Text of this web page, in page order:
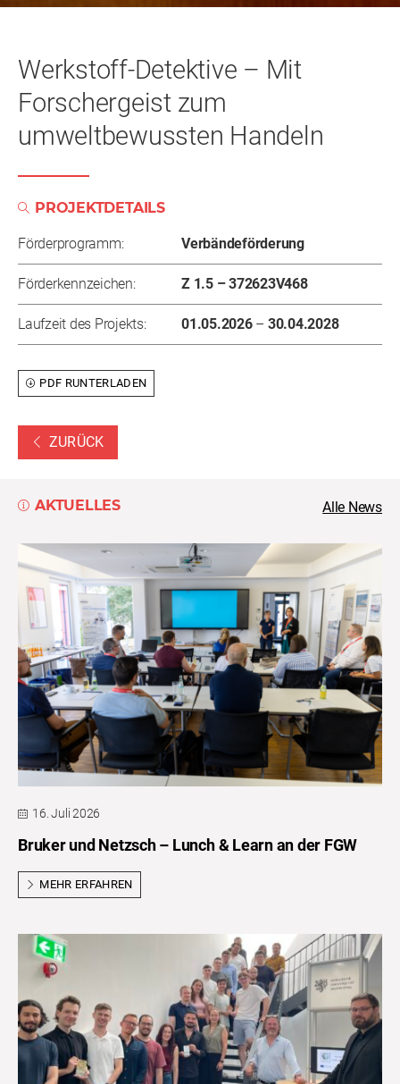
Werkstoff-Detektive – Mit
Forschergeist zum
umweltbewussten Handeln
PROJEKTDETAILS
Förderprogramm: Verbändeförderung
Förderkennzeichen: Z 1.5 – 372623V468
Laufzeit des Projekts: 01.05.2026– 30.04.2028
PDF RUNTERLADEN
ZURÜCK
AKTUELLES Alle News
16. Juli 2026
Bruker und Netzsch – Lunch & Learn an der FGW
MEHR ERFAHREN